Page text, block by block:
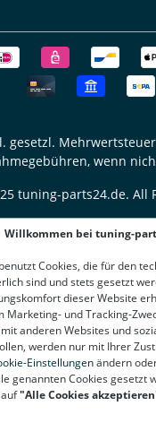
gesetzl.
wenn
tuning-parts24.de. All
Willkommen bei tuning-
Cookies, die für den
sind und stets gesetzt
dieser Website
Marketing- und Tracking-
anderen Websites und
werden nur mit Ihrer
Einstellungenändern
genannten Cookies gesetzt
"Alle Cookies